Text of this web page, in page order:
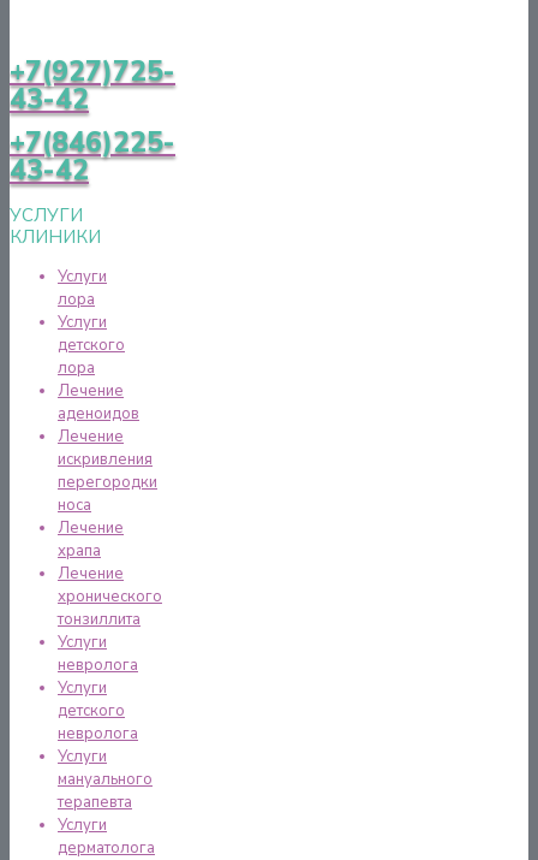
+7(927)725-
43-42
+7(846)225-
43-42
УСЛУГИ
КЛИНИКИ
Услуги
лора
Услуги
детского
лора
Лечение
аденоидов
Лечение
искривления
перегородки
носа
Лечение
храпа
Лечение
хронического
тонзиллита
Услуги
невролога
Услуги
детского
невролога
Услуги
мануального
терапевта
Услуги
дерматолога